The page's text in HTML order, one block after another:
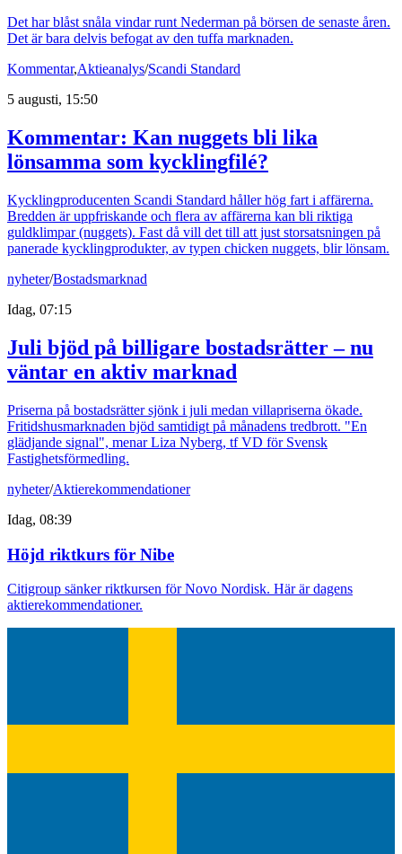
Det har blåst snåla vindar runt Nederman på börsen de senaste åren.
Det är bara delvis befogat av den tuffa marknaden.
Kommentar,Aktieanalys/Scandi Standard
5 augusti, 15:50
Kommentar: Kan nuggets bli lika
lönsamma som kycklingfilé?
Kycklingproducenten Scandi Standard håller hög fart i affärerna.
Bredden är uppfriskande och flera av affärerna kan bli riktiga
guldklimpar (nuggets). Fast då vill det till att just storsatsningen på
panerade kycklingprodukter, av typen chicken nuggets, blir lönsam.
nyheter/Bostadsmarknad
Idag, 07:15
Juli bjöd på billigare bostadsrätter – nu
väntar en aktiv marknad
Priserna på bostadsrätter sjönk i juli medan villapriserna ökade.
Fritidshusmarknaden bjöd samtidigt på månadens tredbrott. "En
glädjande signal", menar Liza Nyberg, tf VD för Svensk
Fastighetsförmedling.
nyheter/Aktierekommendationer
Idag, 08:39
Höjd riktkurs för Nibe
Citigroup sänker riktkursen för Novo Nordisk. Här är dagens
aktierekommendationer.